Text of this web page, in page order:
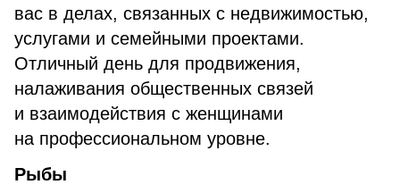
вас в делах, связанных с недвижимостью,
услугами и семейными проектами.
Отличный день для продвижения,
налаживания общественных связей
и взаимодействия с женщинами
на профессиональном уровне.
Рыбы